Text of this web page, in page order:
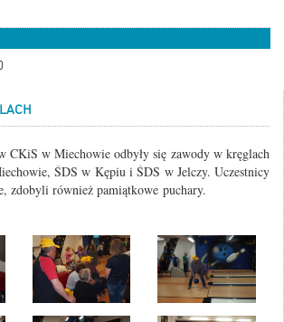
CKiS w Miechowie odbyły się zawody w kręglach
ŚDS w Kępiu i ŚDS w Jelczy. Uczestnicy
zdobyli również pamiątkowe puchary.